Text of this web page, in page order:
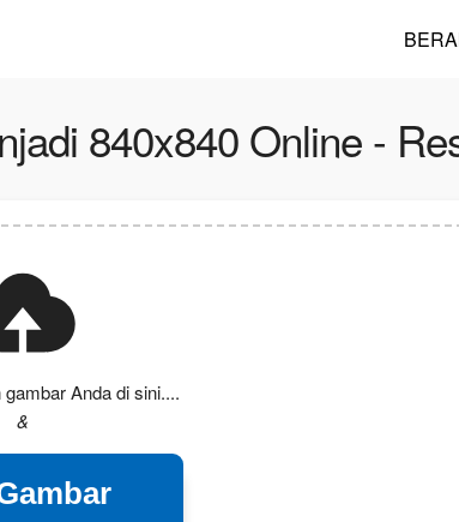
840x840 Online -
Anda di sini....
&